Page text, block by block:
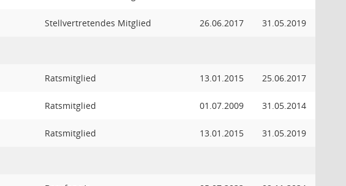
Stellvertretendes Mitglied 26.06.2017 31.05.2019
Ratsmitglied 13.01.2015 25.06.2017
Ratsmitglied 01.07.2009 31.05.2014
Ratsmitglied 13.01.2015 31.05.2019